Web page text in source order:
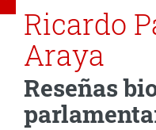
Ricardo
Araya
Reseñas